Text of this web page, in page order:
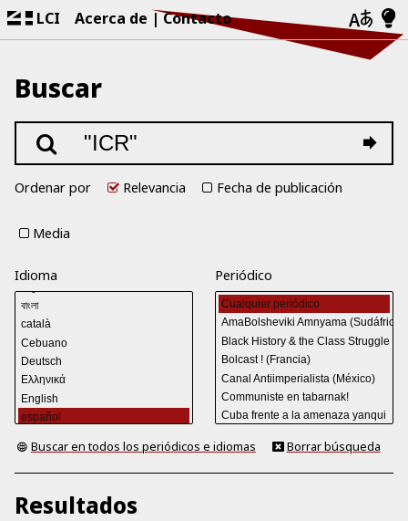
LCI Acerca de Contacto
Buscar
Ordenar por Relevancia Fecha de publicación
Media
Idioma Periódico
Buscar en todos los periódicos e idiomas Borrar búsqueda
Resultados